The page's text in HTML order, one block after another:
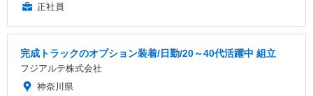
正社員
完成トラックのオプション装着/日勤/20～40代活躍中 組立
フジアルテ株式会社
神奈川県